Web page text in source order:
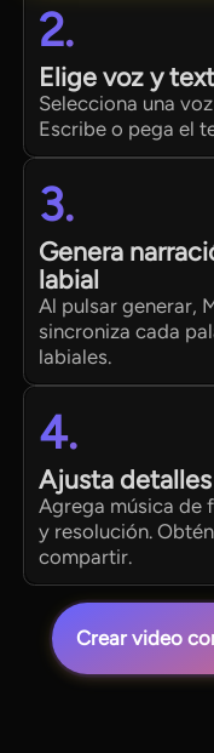
2.
Elige voz y
Selecciona una
Escribe o pega el
3.
Genera
labial
Al pulsar generar,
sincroniza cada
labiales.
4.
Ajusta
Agrega música de
y resolución.
compartir.
Crear video